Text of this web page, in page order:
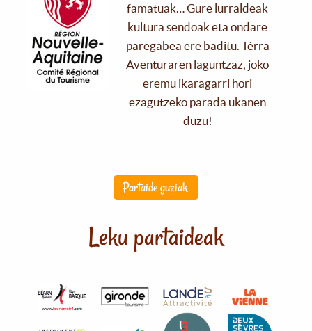
famatuak… Gure lurraldeak
kultura sendoak eta ondare
paregabea ere baditu. Tèrra
Aventuraren laguntzaz, joko
eremu ikaragarri hori
ezagutzeko parada ukanen
duzu!
Partaide guziak
Leku partaideak